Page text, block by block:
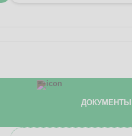
ДОКУМЕНТЫ